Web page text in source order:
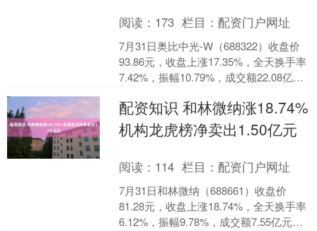
阅读： 173 栏目：配资门户网址
7月31日奥比中光-W（688322）收盘价
93.86元，收盘上涨17.35%，全天换手率
7.42%，振幅10.79%，成交额22.08亿
配资知识 和林微纳涨18.74%
机构龙虎榜净卖出1.50亿元
阅读： 114 栏目：配资门户网址
7月31日和林微纳（688661）收盘价
81.28元，收盘上涨18.74%，全天换手率
6.12%，振幅9.78%，成交额7.55亿元。